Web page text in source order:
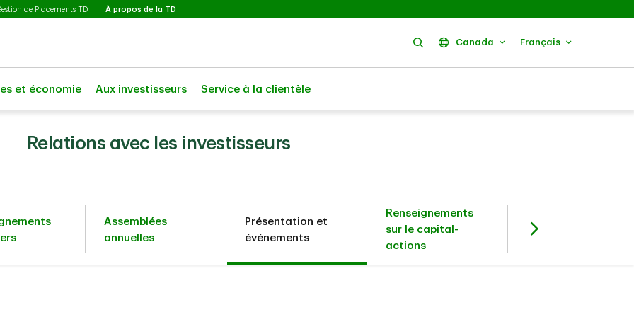
de Placements TD À propos de la TD
Rechercher
Canada Français
et économie Aux investisseurs Service à la clientèle
Relations avec les investisseurs
Assemblées
annuelles
Présentation et
événements
Renseignements
sur le capital-
actions
Investisseurs en
titres à revenu fixe